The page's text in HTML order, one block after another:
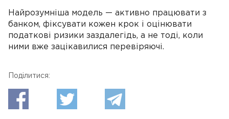
Найрозумніша модель — активно працювати з
банком, фіксувати кожен крок і оцінювати
податкові ризики заздалегідь, а не тоді, коли
ними вже зацікавилися перевіряючі.
Поділитися: